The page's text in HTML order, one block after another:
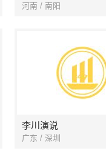
河南 / 南阳
李川演说
广东 / 深圳